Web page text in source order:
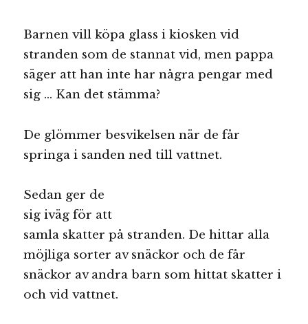
Barnen vill köpa glass i kiosken vid
stranden som de stannat vid, men pappa
säger att han inte har några pengar med
sig … Kan det stämma?
De glömmer besvikelsen när de får
springa i sanden ned till vattnet.
Sedan ger de
sig iväg för att
samla skatter på stranden. De hittar alla
möjliga sorter av snäckor och de får
snäckor av andra barn som hittat skatter i
och vid vattnet.